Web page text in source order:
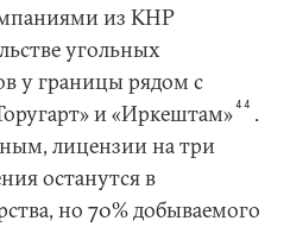
из КНР
угольных
у границы рядом с
и «Иркештам»44 .
лицензии на три
останутся в
но 70% добываемого